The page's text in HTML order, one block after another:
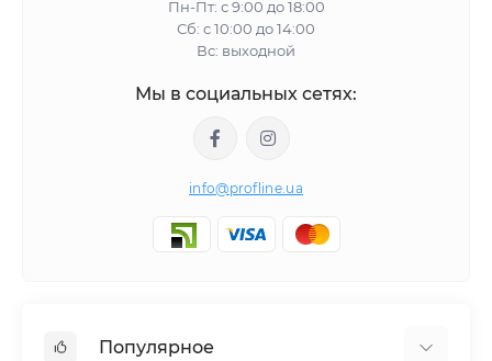
Пн-Пт: с 9:00 до 18:00
Сб: с 10:00 до 14:00
Вс: выходной
Мы в социальных сетях:
info@profline.ua
Популярное